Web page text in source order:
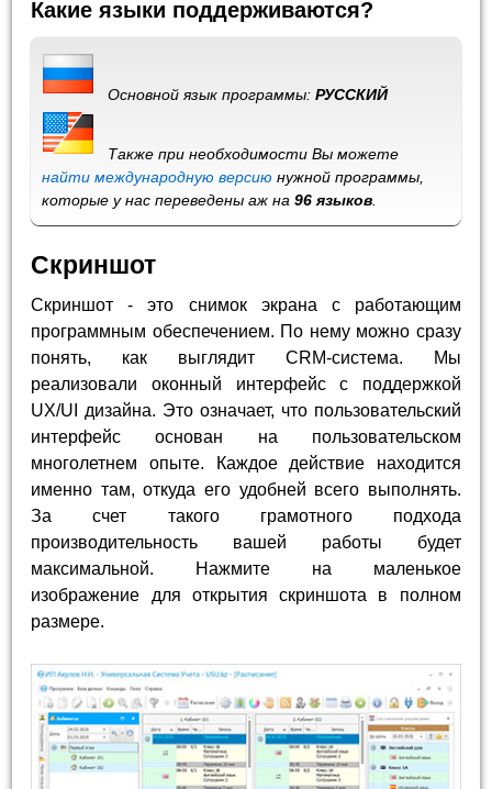
Какие языки поддерживаются?
Основной язык программы:РУССКИЙ
Также при необходимости Вы можете
найти международную версию нужной программы,
которые у нас переведены аж на96 языков
Скриншот
Скриншот - это снимок экрана с работающим
программным обеспечением. По нему можно сразу
понять, как выглядит CRM-система. Мы
реализовали оконный интерфейс с поддержкой
UX/UI дизайна. Это означает, что пользовательский
интерфейс основан на пользовательском
многолетнем опыте. Каждое действие находится
именно там, откуда его удобней всего выполнять.
За счет такого грамотного подхода
производительность вашей работы будет
максимальной. Нажмите на маленькое
изображение для открытия скриншота в полном
размере.